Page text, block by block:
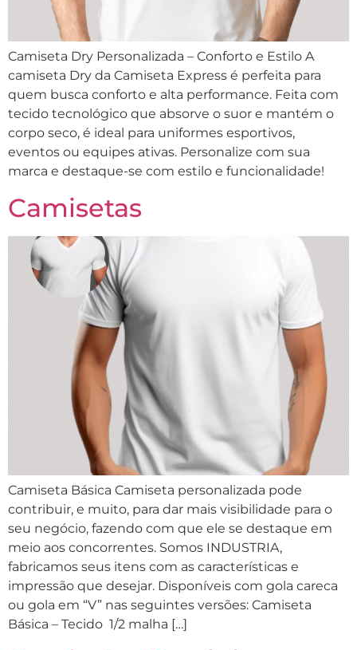
Camiseta Dry Personalizada – Conforto e Estilo A
camiseta Dry da Camiseta Express é perfeita para
quem busca conforto e alta performance. Feita com
tecido tecnológico que absorve o suor e mantém o
corpo seco, é ideal para uniformes esportivos,
eventos ou equipes ativas. Personalize com sua
marca e destaque-se com estilo e funcionalidade!
Camisetas
Camiseta Básica Camiseta personalizada pode
contribuir, e muito, para dar mais visibilidade para o
seu negócio, fazendo com que ele se destaque em
meio aos concorrentes. Somos INDUSTRIA,
fabricamos seus itens com as características e
impressão que desejar. Disponíveis com gola careca
ou gola em “V” nas seguintes versões: Camiseta
Básica – Tecido 1/2 malha […]